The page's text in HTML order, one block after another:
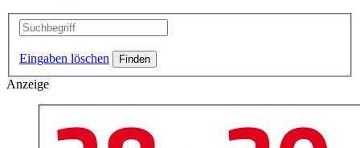
Eingaben löschen
Anzeige